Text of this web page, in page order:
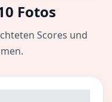
Fotos
Scores und